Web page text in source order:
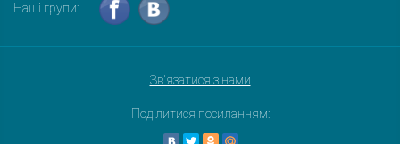
Наші групи:
Зв'язатися з нами
Поділитися посиланням: